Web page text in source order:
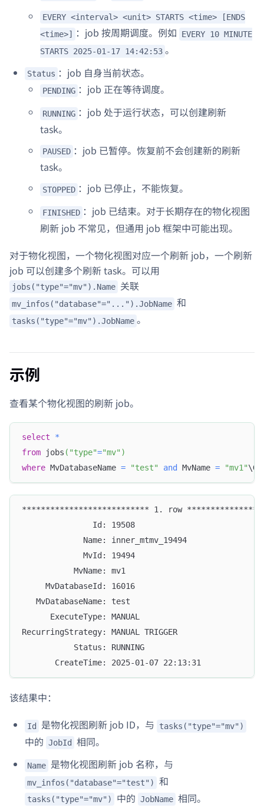
EVERY <interval> <unit> STARTS <time> [ENDS
<time>]
：job 按周期调度。例如
EVERY 10 MINUTE
STARTS 2025-01-17 14:42:53 。
Status ：job 自身当前状态。
PENDING ：job 正在等待调度。
RUNNING ：job 处于运行状态，可以创建刷新
task。
PAUSED ：job 已暂停。恢复前不会创建新的刷新
task。
STOPPED ：job 已停止，不能恢复。
FINISHED ：job 已结束。对于长期存在的物化视图
刷新 job 不常见，但通用 job 框架中可能出现。
对于物化视图，一个物化视图对应一个刷新 job，一个刷新
job 可以创建多个刷新 task。可以用
jobs("type"="mv").Name 关联
mv_infos("database"="...").JobName 和
tasks("type"="mv").JobName 。
示例
查看某个物化视图的刷新 job。
select
*
from jobs ( "type"="mv" )
where MvDatabaseName = "test" and MvName = "mv1"\G
*************************** 1. row
               Id: 19508
             Name: inner_mtmv_19494
             MvId: 19494
           MvName: mv1
     MvDatabaseId: 16016
   MvDatabaseName: test
      ExecuteType: MANUAL
RecurringStrategy: MANUAL TRIGGER
           Status: RUNNING
       CreateTime: 2025-01-07 22:13:31
该结果中：
Id 是物化视图刷新 job ID，与 tasks("type"="mv")
中的 JobId 相同。
Name 是物化视图刷新 job 名称，与
mv_infos("database"="test") 和
tasks("type"="mv") 中的 JobName 相同。